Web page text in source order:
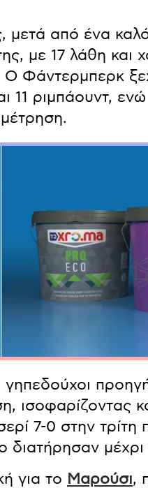
μετά από ένα
με 17 λάθη και
Ο Φάντερμπερκ
11 ριμπάουντ,
ισοφαρίζοντας
7-0 στην τρίτη
διατήρησαν
για το Μαρούσι,